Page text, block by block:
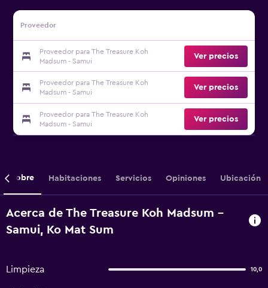
Proveedor
Proveedor para The Treasure Koh
Madsum - Samui
Ver precios
Proveedor para The Treasure Koh
Madsum - Samui
Ver precios
Proveedor para The Treasure Koh
Madsum - Samui
Ver precios
Sobre Habitaciones Servicios Opiniones Ubicación
Acerca de The Treasure Koh Madsum -
Samui, Ko Mat Sum
Limpieza 10,0